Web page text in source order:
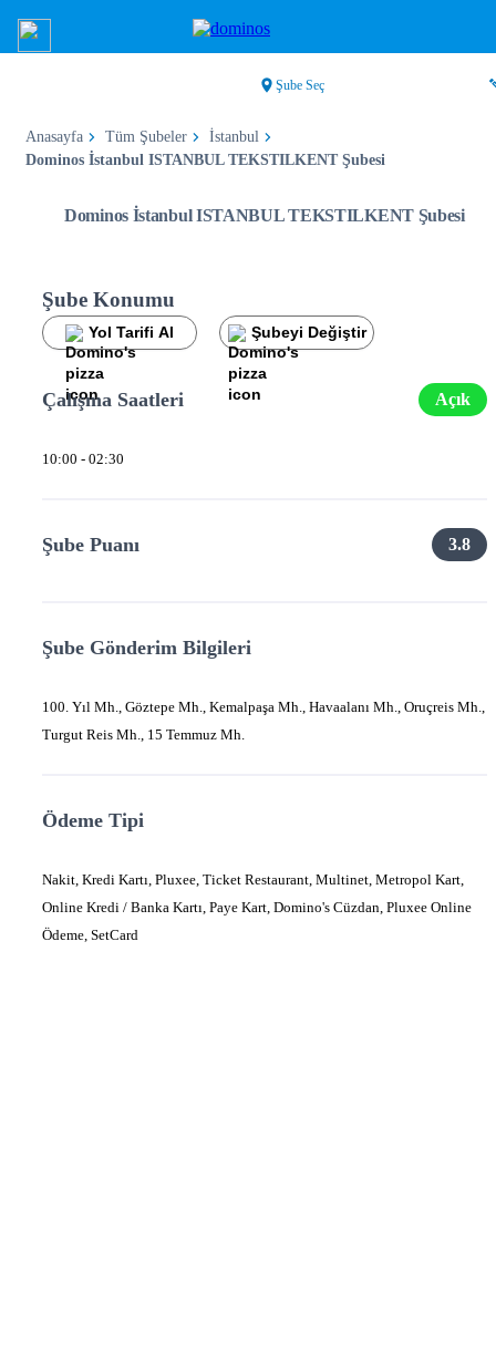
Şube Seç
Anasayfa Tüm Şubeler
İstanbul
Dominos İstanbul ISTANBUL TEKSTILKENT Şubesi
Dominos İstanbul ISTANBUL TEKSTILKENT Şubesi
Şube Konumu
Yol Tarifi Al Şubeyi Değiştir
Çalışma Saatleri Açık
10:00 - 02:30
Şube Puanı 3.8
Şube Gönderim Bilgileri
100. Yıl Mh., Göztepe Mh., Kemalpaşa Mh., Havaalanı Mh., Oruçreis Mh.,
Turgut Reis Mh., 15 Temmuz Mh.
Ödeme Tipi
Nakit, Kredi Kartı, Pluxee, Ticket Restaurant, Multinet, Metropol Kart,
Online Kredi / Banka Kartı, Paye Kart, Domino's Cüzdan, Pluxee Online
Ödeme, SetCard